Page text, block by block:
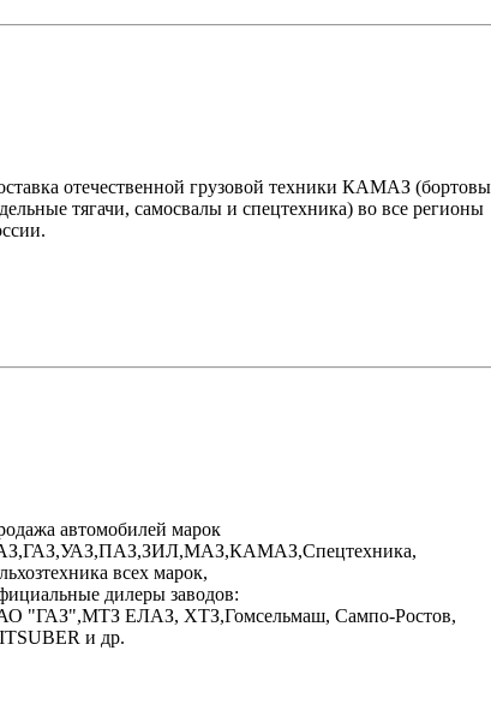
отечественной грузовой техники КАМАЗ
тягачи, самосвалы и спецтехника) во все регионы
автомобилей марок
всех марок,
дилеры заводов:
"ГАЗ",МТЗ ЕЛАЗ, ХТЗ,Гомсельмаш, Сампо-Ростов,
и др.